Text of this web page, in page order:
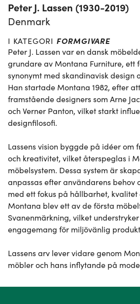
Peter J. Lassen (1930-2019)
Denmark
I KATEGORI FORMGIVARE
Peter J. Lassen var en dansk
grundare av Montana Furniture, ett
synonymt med skandinavisk design
Han startade Montana 1982, efter
framstående designers som Arne
och Verner Panton, vilket starkt
designfilosofi.
Lassens vision byggde på idéer om
och kreativitet, vilket återspeglas i
möbelsystem. Dessa system är
anpassas efter användarens behov
med ett fokus på hållbarhet, kvalitet
Montana blev ett av de första
Svanenmärkning, vilket understryker
engagemang för miljövänlig
Lassens arv lever vidare genom
möbler och hans inflytande på